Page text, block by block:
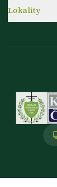
Lokality